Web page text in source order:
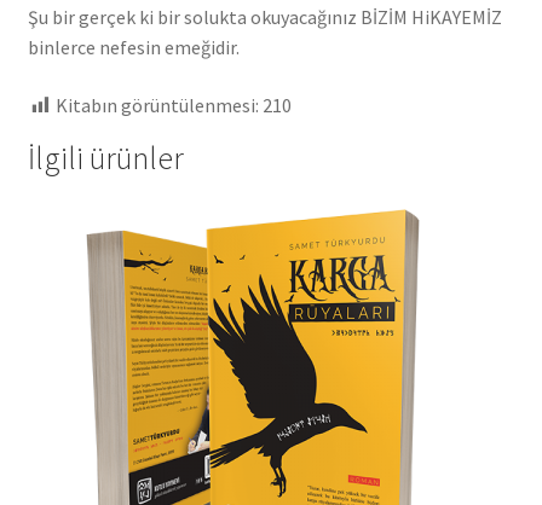
Şu bir gerçek ki bir solukta okuyacağınız BİZİM HiKAYEMİZ
binlerce nefesin emeğidir.
Kitabın görüntülenmesi: 210
İlgili ürünler